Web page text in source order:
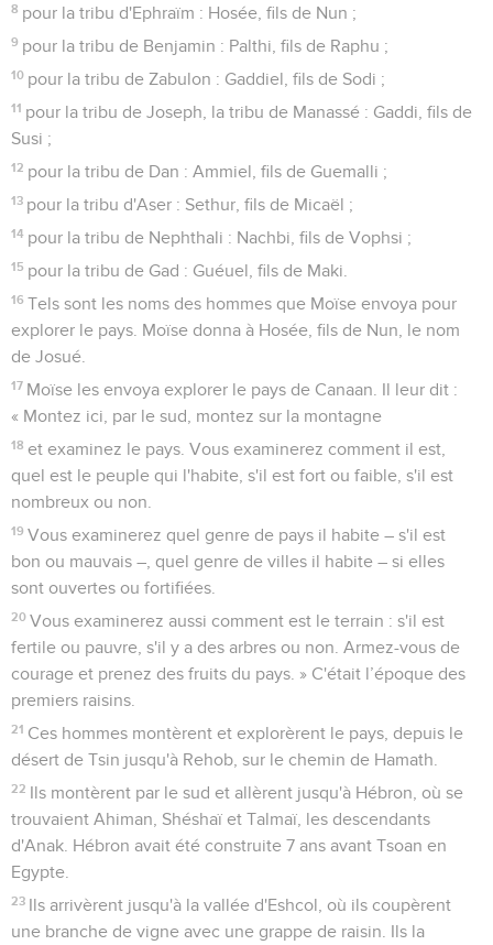
8 pour la tribu d'Ephraïm : Hosée, fils de Nun ;
9 pour la tribu de Benjamin : Palthi, fils de Raphu ;
10 pour la tribu de Zabulon : Gaddiel, fils de Sodi ;
11 pour la tribu de Joseph, la tribu de Manassé : Gaddi, fils de
Susi ;
12 pour la tribu de Dan : Ammiel, fils de Guemalli ;
13 pour la tribu d'Aser : Sethur, fils de Micaël ;
14 pour la tribu de Nephthali : Nachbi, fils de Vophsi ;
15 pour la tribu de Gad : Guéuel, fils de Maki.
16 Tels sont les noms des hommes que Moïse envoya pour
explorer le pays. Moïse donna à Hosée, fils de Nun, le nom
de Josué.
17 Moïse les envoya explorer le pays de Canaan. Il leur dit :
« Montez ici, par le sud, montez sur la montagne
18 et examinez le pays. Vous examinerez comment il est,
quel est le peuple qui l'habite, s'il est fort ou faible, s'il est
nombreux ou non.
19 Vous examinerez quel genre de pays il habite – s'il est
bon ou mauvais –, quel genre de villes il habite – si elles
sont ouvertes ou fortifiées.
20 Vous examinerez aussi comment est le terrain : s'il est
fertile ou pauvre, s'il y a des arbres ou non. Armez-vous de
courage et prenez des fruits du pays. » C'était l’époque des
premiers raisins.
21 Ces hommes montèrent et explorèrent le pays, depuis le
désert de Tsin jusqu'à Rehob, sur le chemin de Hamath.
22 Ils montèrent par le sud et allèrent jusqu'à Hébron, où se
trouvaient Ahiman, Shéshaï et Talmaï, les descendants
d'Anak. Hébron avait été construite 7 ans avant Tsoan en
Egypte.
23 Ils arrivèrent jusqu'à la vallée d'Eshcol, où ils coupèrent
une branche de vigne avec une grappe de raisin. Ils la